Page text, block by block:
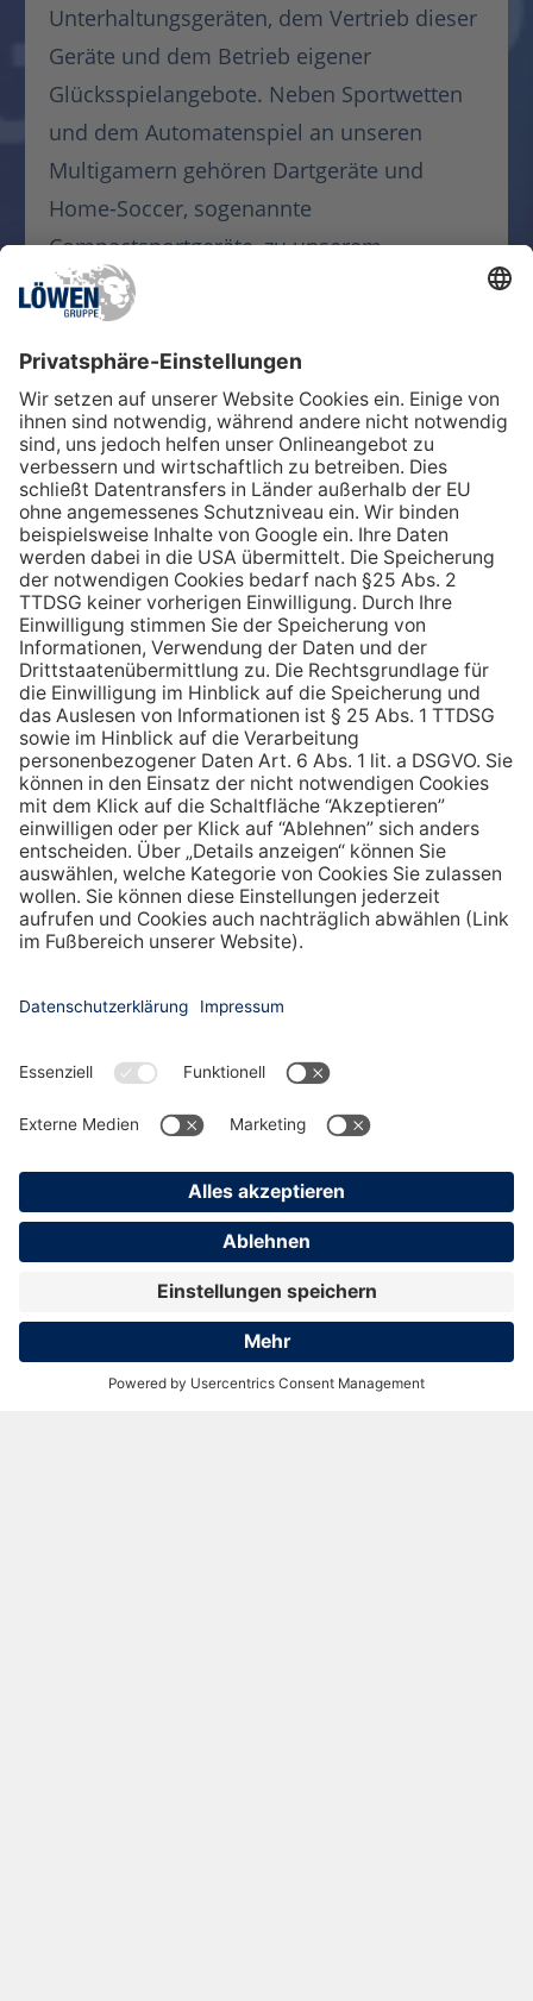
Unterhaltungsgeräten, dem Vertrieb dieser
Geräte und dem Betrieb eigener
Glücksspielangebote. Neben Sportwetten
und dem Automatenspiel an unseren
Multigamern gehören Dartgeräte und
Home-Soccer, sogenannte
Compactsportgeräte, zu unserem
Unterhaltungsangebot.
Mehr erfahren